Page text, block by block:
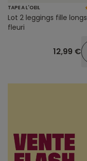
TAPE A L'OEIL
Lot 2 leggings fille longs
fleuri
12,99 €